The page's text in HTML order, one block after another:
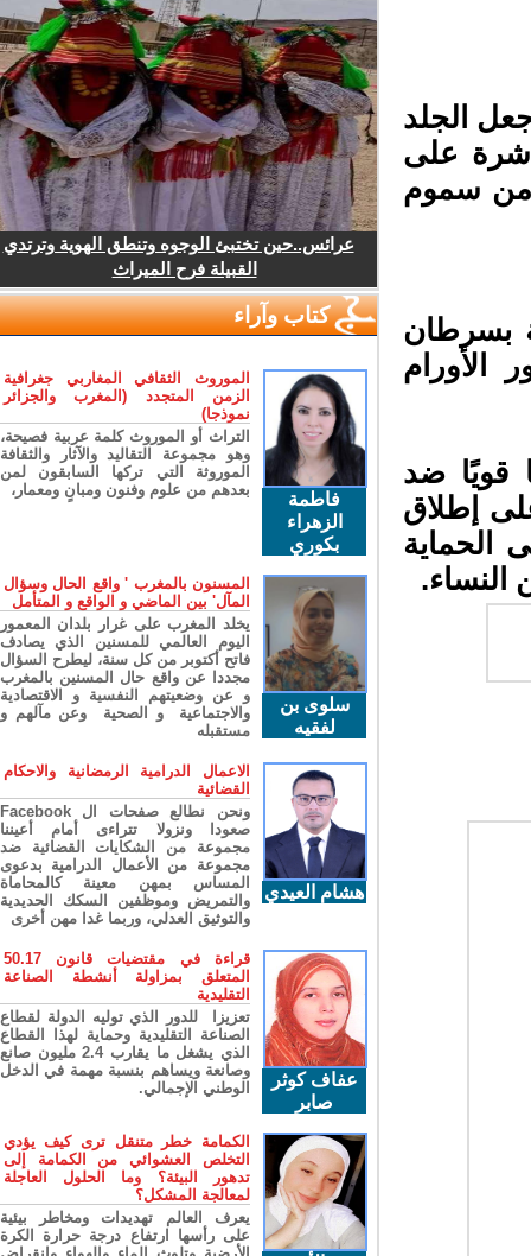
الجلد
على
من سموم
بسرطان
الأورام
قويًا ضد
إطلاق
عرائس..حين تختبئ الوجوه وتنطق الهوية وترتدي
القبيلة فرح الميراث
كتاب وآراء
فاطمة
الزهراء
بكوري
الموروث الثقافي المغاربي جغرافية
الزمن المتجدد (المغرب والجزائر
نموذجا)
التراث أو الموروث كلمة عربية فصيحة،
وهو مجموعة التقاليد والآثار والثقافة
الموروثة التي تركها السابقون لمن
بعدهم من علوم وفنون ومبانٍ ومعمار،
سلوى بن
لفقيه
المسنون بالمغرب ' واقع الحال وسؤال
المآل' بين الماضي و الواقع و المتأمل
يخلد المغرب على غرار بلدان المعمور
اليوم العالمي للمسنين الذي يصادف
فاتح أكتوبر من كل سنة، ليطرح السؤال
مجددا عن واقع حال المسنين بالمغرب
و عن وضعيتهم النفسية و الاقتصادية
والاجتماعية و الصحية وعن مآلهم و
مستقبله
هشام العيدي
الاعمال الدرامية الرمضانية والاحكام
القضائية
ونحن نطالع صفحات ال Facebook
صعودا ونزولا تتراءى أمام أعيننا
مجموعة من الشكايات القضائية ضد
مجموعة من الأعمال الدرامية بدعوى
المساس بمهن معينة كالمحاماة
والتمريض وموظفين السكك الحديدية
والتوثيق العدلي، وربما غدا مهن أخرى
عفاف كوثر
صابر
قراءة في مقتضيات قانون 50.17
المتعلق بمزاولة أنشطة الصناعة
التقليدية
تعزيزا للدور الذي توليه الدولة لقطاع
الصناعة التقليدية وحماية لهذا القطاع
الذي يشغل ما يقارب 2.4 مليون صانع
وصانعة ويساهم بنسبة مهمة في الدخل
الوطني الإجمالي.
الكمامة خطر متنقل ترى كيف يؤدي
التخلص العشوائي من الكمامة إلى
تدهور البيئة؟ وما الحلول العاجلة
لمعالجة المشكل؟
يعرف العالم تهديدات ومخاطر بيئية
على رأسها ارتفاع درجة حرارة الكرة